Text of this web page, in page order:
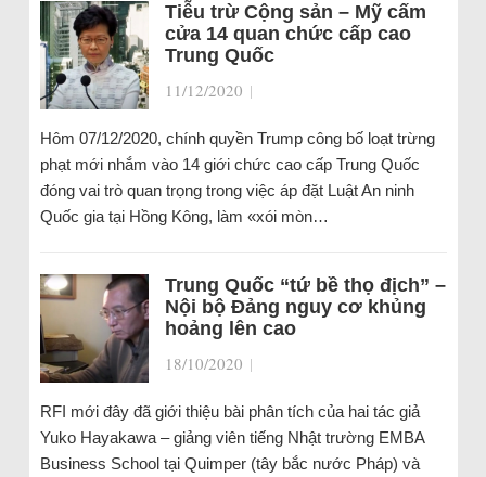
Tiễu trừ Cộng sản – Mỹ cấm
cửa 14 quan chức cấp cao
Trung Quốc
11/12/2020 |
Hôm 07/12/2020, chính quyền Trump công bố loạt trừng
phạt mới nhắm vào 14 giới chức cao cấp Trung Quốc
đóng vai trò quan trọng trong việc áp đặt Luật An ninh
Quốc gia tại Hồng Kông, làm «xói mòn…
Trung Quốc “tứ bề thọ địch” –
Nội bộ Đảng nguy cơ khủng
hoảng lên cao
18/10/2020 |
RFI mới đây đã giới thiệu bài phân tích của hai tác giả
Yuko Hayakawa – giảng viên tiếng Nhật trường EMBA
Business School tại Quimper (tây bắc nước Pháp) và